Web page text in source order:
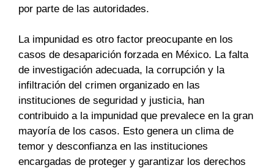
por parte de las autoridades.
La impunidad es otro factor preocupante en los
casos de desaparición forzada en México. La falta
de investigación adecuada, la corrupción y la
infiltración del crimen organizado en las
instituciones de seguridad y justicia, han
contribuido a la impunidad que prevalece en la gran
mayoría de los casos. Esto genera un clima de
temor y desconfianza en las instituciones
encargadas de proteger y garantizar los derechos